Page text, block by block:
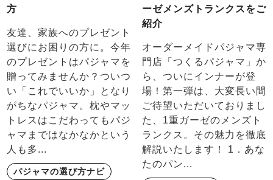
方
友達、家族へのプレゼント
選びにお困りの方に。今年
のプレゼントはパジャマを
贈ってみませんか？ついつ
い「これでいいか」となり
がちなパジャマ。枕やマッ
トレスはこだわってもパジ
ャマまではなかなかという
人も多...
パジャマの選び方ナビ
ーゼメンズトランクスをご
紹介
オーダーメイドパジャマ専
門店「つくるパジャマ」か
ら、ついにインナーが登
場！第一弾は、大変長い間
ご待望いただいておりまし
た、1重ガーゼのメンズト
ランクス。その魅力を徹底
解説いたします！ 1．あな
たのパン...